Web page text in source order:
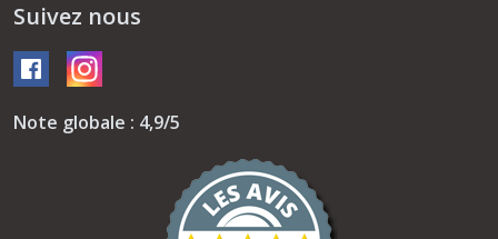
Suivez nous
Note globale : 4,9/5